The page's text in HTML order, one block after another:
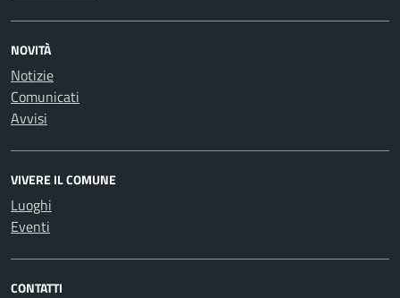
NOVITÀ
Notizie
Comunicati
Avvisi
VIVERE IL COMUNE
Luoghi
Eventi
CONTATTI